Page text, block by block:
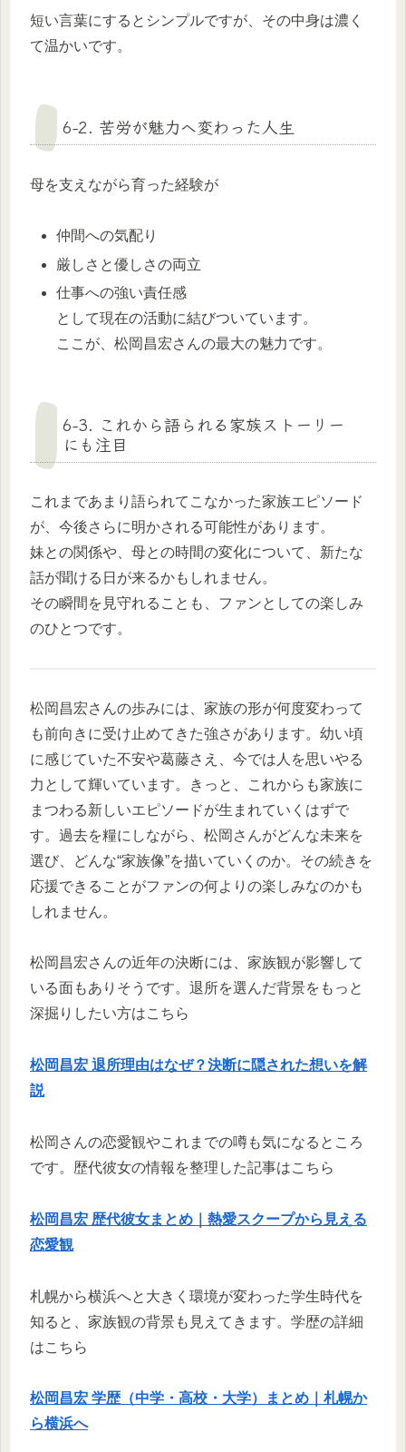
短い言葉にするとシンプルですが、その中身は濃く
て温かいです。
6-2. 苦労が魅力へ変わった人生
母を支えながら育った経験が
仲間への気配り
厳しさと優しさの両立
仕事への強い責任感
として現在の活動に結びついています。
ここが、松岡昌宏さんの最大の魅力です。
6-3. これから語られる家族ストーリー
にも注目
これまであまり語られてこなかった家族エピソード
が、今後さらに明かされる可能性があります。
妹との関係や、母との時間の変化について、新たな
話が聞ける日が来るかもしれません。
その瞬間を見守れることも、ファンとしての楽しみ
のひとつです。
松岡昌宏さんの歩みには、家族の形が何度変わって
も前向きに受け止めてきた強さがあります。幼い頃
に感じていた不安や葛藤さえ、今では人を思いやる
力として輝いています。きっと、これからも家族に
まつわる新しいエピソードが生まれていくはずで
す。過去を糧にしながら、松岡さんがどんな未来を
選び、どんな“家族像”を描いていくのか。その続きを
応援できることがファンの何よりの楽しみなのかも
しれません。
松岡昌宏さんの近年の決断には、家族観が影響して
いる面もありそうです。退所を選んだ背景をもっと
深掘りしたい方はこちら
松岡昌宏 退所理由はなぜ？決断に隠された想いを解
説
松岡さんの恋愛観やこれまでの噂も気になるところ
です。歴代彼女の情報を整理した記事はこちら
松岡昌宏 歴代彼女まとめ｜熱愛スクープから見える
恋愛観
札幌から横浜へと大きく環境が変わった学生時代を
知ると、家族観の背景も見えてきます。学歴の詳細
はこちら
松岡昌宏 学歴（中学・高校・大学）まとめ｜札幌か
ら横浜へ